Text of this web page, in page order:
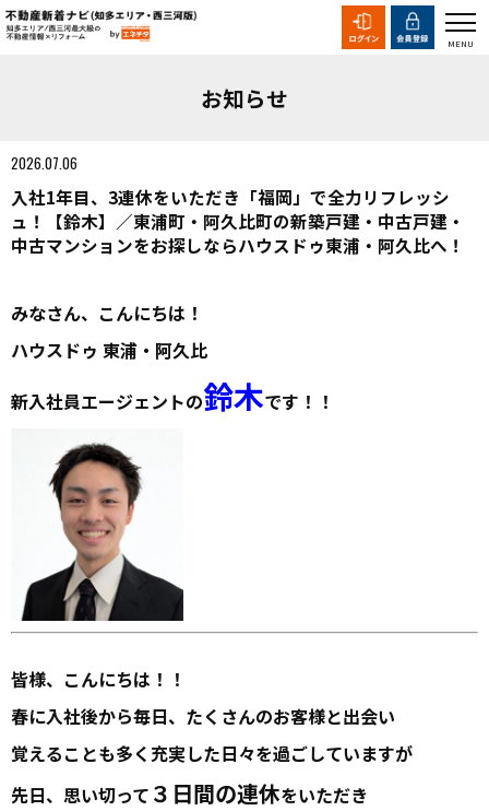
お知らせ
2026.07.06
入社1年目、3連休をいただき「福岡」で全力リフレッシ
ュ！【鈴木】／東浦町・阿久比町の新築戸建・中古戸建・
中古マンションをお探しならハウスドゥ東浦・阿久比へ！
みなさん、こんにちは！
ハウスドゥ 東浦・阿久比
新入社員エージェントの鈴木です！！
皆様、こんにちは！！
春に入社後から毎日、たくさんのお客様と出会い
覚えることも多く充実した日々を過ごしていますが
先日、思い切って ３日間の連休をいただき